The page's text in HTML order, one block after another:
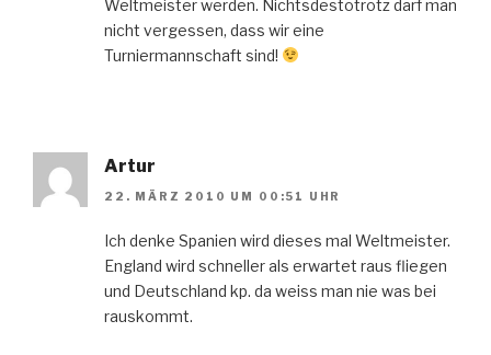
Weltmeister werden. Nichtsdestotrotz darf man
nicht vergessen, dass wir eine
Turniermannschaft sind!
Artur
22. MÄRZ 2010 UM 00:51 UHR
Ich denke Spanien wird dieses mal Weltmeister.
England wird schneller als erwartet raus fliegen
und Deutschland kp. da weiss man nie was bei
rauskommt.